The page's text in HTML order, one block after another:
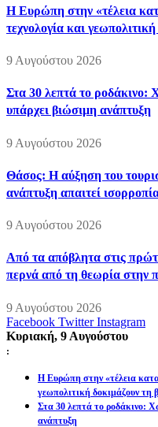
Η Ευρώπη στην «τέλεια
τεχνολογία και
9 Αυγούστου 2026
Στα 30 λεπτά το ροδάκινο:
υπάρχει βιώσιμη ανάπτυξη
9 Αυγούστου 2026
Θάσος: Η αύξηση του
ανάπτυξη απαιτεί
9 Αυγούστου 2026
Από τα απόβλητα στις
περνά από τη θεωρία στην
9 Αυγούστου 2026
Facebook Twitter Instagram
Κυριακή, 9 Αυγούστου
:
Η Ευρώπη στην «τέλεια
γεωπολιτική δοκιμάζουν τη
Στα 30 λεπτά το ροδάκινο:
ανάπτυξη